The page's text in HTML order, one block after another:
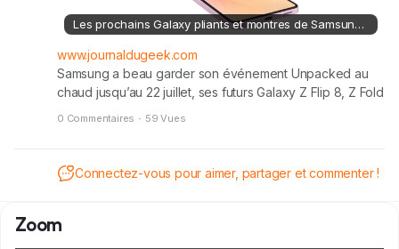
Les prochains Galaxy pliants et montres de Samsung se montrent déjà
www.journaldugeek.com
Samsung a beau garder son événement Unpacked au
chaud jusqu’au 22 juillet, ses futurs Galaxy Z Flip 8, Z Fold
produits très familiers, avec quelques ajustements
attendus sous le capot.
0 Commentaires · 59 Vues
Connectez-vous pour aimer, partager et commenter !
Zoom